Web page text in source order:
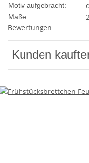
Motiv aufgebracht:
Maße:
Bewertungen
Kunden